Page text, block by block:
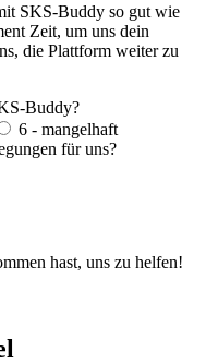
SKS-Buddy so gut wie
Zeit, um uns dein
die Plattform weiter zu
Buddy?
6 - mangelhaft
für uns?
hast, uns zu helfen!